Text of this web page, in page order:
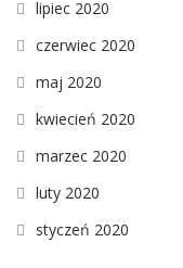
lipiec 2020
czerwiec 2020
maj 2020
kwiecień 2020
marzec 2020
luty 2020
styczeń 2020